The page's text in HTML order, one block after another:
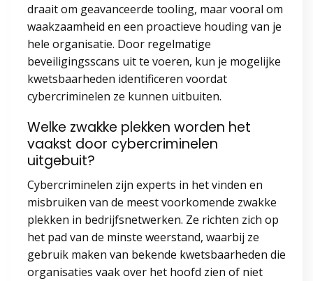
draait om geavanceerde tooling, maar vooral om
waakzaamheid en een proactieve houding van je
hele organisatie. Door regelmatige
beveiligingsscans uit te voeren, kun je mogelijke
kwetsbaarheden identificeren voordat
cybercriminelen ze kunnen uitbuiten.
Welke zwakke plekken worden het
vaakst door cybercriminelen
uitgebuit?
Cybercriminelen zijn experts in het vinden en
misbruiken van de meest voorkomende zwakke
plekken in bedrijfsnetwerken. Ze richten zich op
het pad van de minste weerstand, waarbij ze
gebruik maken van bekende kwetsbaarheden die
organisaties vaak over het hoofd zien of niet